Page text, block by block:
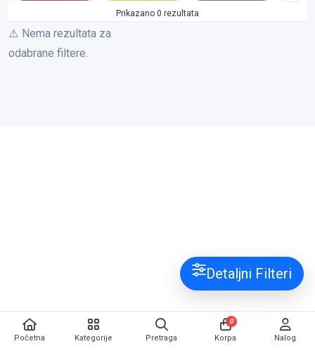
Prikazano 0 rezultata
⚠️ Nema rezultata za
odabrane filtere.
Detaljni Filteri
Početna Kategorije Pretraga Korpa
0
Nalog